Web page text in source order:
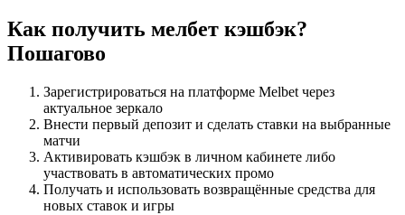
Как получить мелбет кэшбэк?
Пошагово
Зарегистрироваться на платформе Melbet через
актуальное зеркало
Внести первый депозит и сделать ставки на выбранные
матчи
Активировать кэшбэк в личном кабинете либо
участвовать в автоматических промо
Получать и использовать возвращённые средства для
новых ставок и игры